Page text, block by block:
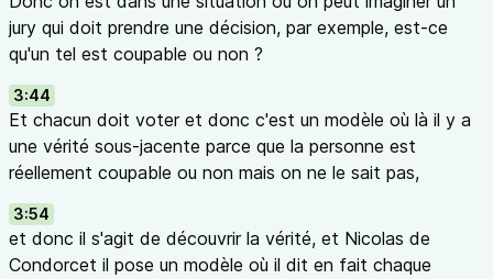
jury qui doit prendre une décision, par exemple, est-ce
qu'un tel est coupable ou non ?
3:44
Et chacun doit voter et donc c'est un modèle où là il y a
une vérité sous-jacente parce que la personne est
réellement coupable ou non mais on ne le sait pas,
3:54
et donc il s'agit de découvrir la vérité, et Nicolas de
Condorcet il pose un modèle où il dit en fait chaque